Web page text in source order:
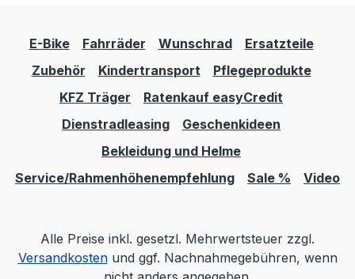
E-Bike Fahrräder Wunschrad
Ersatzteile
Zubehör
Kindertransport
Pflegeprodukte
KFZ Träger
Ratenkauf easyCredit
Dienstradleasing
Geschenkideen
Bekleidung und Helme
Service/Rahmenhöhenempfehlung
Sale % Video
Alle Preise inkl. gesetzl. Mehrwertsteuer zzgl.
Versandkostenund ggf. Nachnahmegebühren, wenn